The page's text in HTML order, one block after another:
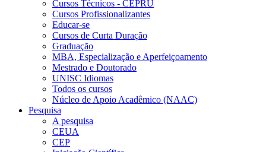
Cursos Técnicos - CEPRU
Cursos Profissionalizantes
Educar-se
Cursos de Curta Duração
Graduação
MBA, Especialização e Aperfeiçoamento
Mestrado e Doutorado
UNISC Idiomas
Todos os cursos
Núcleo de Apoio Acadêmico (NAAC)
Pesquisa
A pesquisa
CEUA
CEP